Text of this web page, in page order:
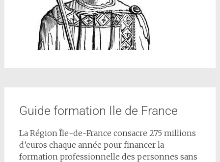
Guide formation Ile de France
La Région Île-de-France consacre 275 millions
d’euros chaque année pour financer la
formation professionnelle des personnes sans